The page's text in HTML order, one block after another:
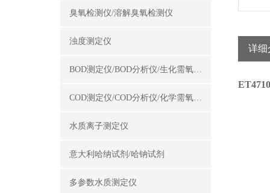
臭氧检测仪/溶解臭氧检测仪
浊度测定仪
BOD测定仪/BOD分析仪/生化需氧量测定仪
COD测定仪/COD分析仪/化学需氧量测定仪
水质离子测定仪
意大利哈纳试剂/哈钠试剂
多参数水质测定仪
详细